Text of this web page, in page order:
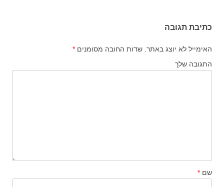
כתיבת תגובה
האימייל לא יוצג באתר. שדות החובה מסומנים *
התגובה שלך
שם *